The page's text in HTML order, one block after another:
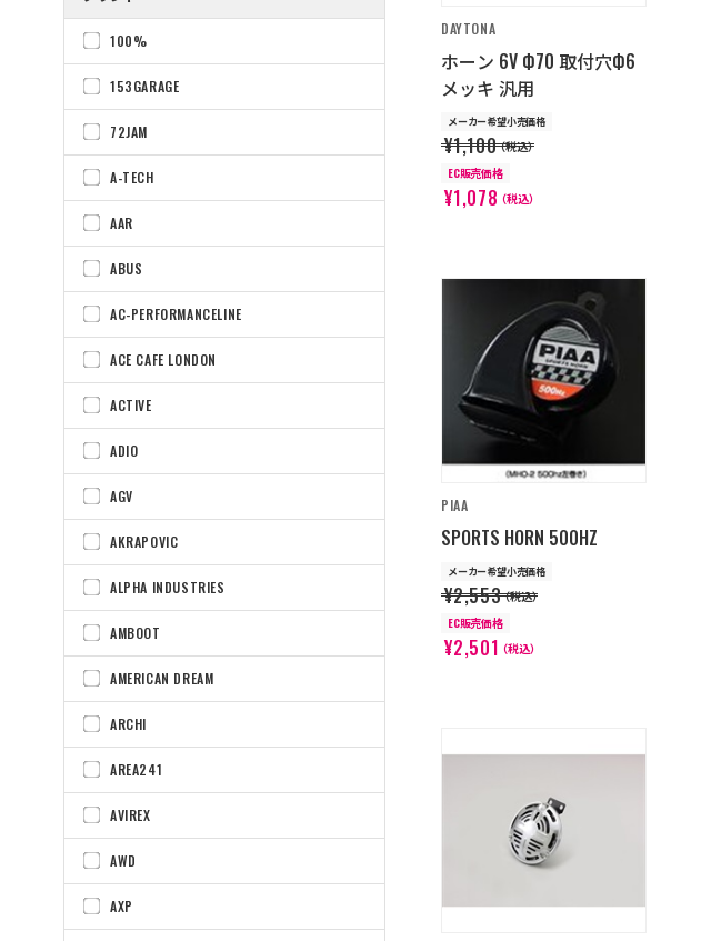
100%
153GARAGE
72JAM
A-TECH
AAR
ABUS
AC-PERFORMANCELINE
ACE CAFE LONDON
ACTIVE
ADIO
AGV
AKRAPOVIC
ALPHA INDUSTRIES
AMBOOT
AMERICAN DREAM
ARCHI
AREA241
AVIREX
AWD
AXP
DAYTONA
ホーン 6V Ф70 取付穴Ф6
メッキ 汎用
メーカー希望小売価格
¥1,100（税込）
EC販売価格
¥1,078（税込）
PIAA
SPORTS HORN 500HZ
メーカー希望小売価格
¥2,553（税込）
EC販売価格
¥2,501 （税込）